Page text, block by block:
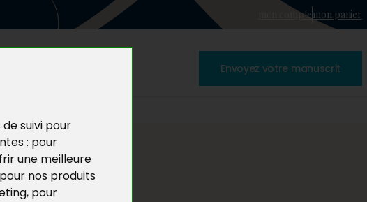
suivi pour
: pour
une meilleure
nos produits
, pour
mon comptemon panier
Envoyez votre manuscrit